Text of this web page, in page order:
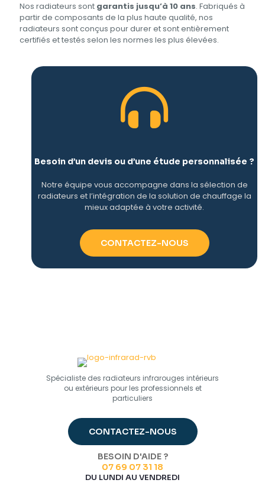
Nos radiateurs sont garantis jusqu’à 10 ans. Fabriqués à
partir de composants de la plus haute qualité, nos
radiateurs sont conçus pour durer et sont entièrement
certifiés et testés selon les normes les plus élevées.
Besoin d’un devis ou d’une étude personnalisée ?
Notre équipe vous accompagne dans la sélection de
radiateurs et l’intégration de la solution de chauffage la
mieux adaptée à votre activité.​
CONTACTEZ-NOUS
Spécialiste des radiateurs infrarouges intérieurs
ou extérieurs pour les professionnels et
particuliers
CONTACTEZ-NOUS
BESOIN D'AIDE ?
07 69 07 31 18
DU LUNDI AU VENDREDI